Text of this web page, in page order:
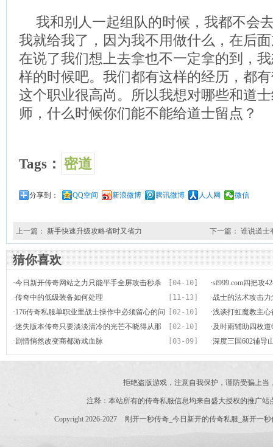
我和别人一起组队的时候，我都不会
我就给我了，因为我不用做什么，在后
在说了我们想上去拿也不一定拿的到，
样的时候吧。我们都有这样的经历，都
这个职业很高尚。所以我想对哪些和道
师，什么时候你们能不能给道士留点？
Tags： 密道
分享到： QQ空间 新浪微博 腾讯微博 人人网 微信
上一篇： 新手快速升级攻略省时又省力 下一篇： 谁说道士
猜你喜欢
[04-10]
·今日新开传奇网站之力只能平手全屏攻击秒杀
法师
·sf999.com四把攻
[11-13]
·传奇中的低级装备如何处理 ·战士的法术攻击力
[02-10]
·176传奇私服单职业里战士操作中必须留心的问
题
·浅谈打虹魔教主心
[02-10]
·迷失版本传奇只要淡淡清冷的光芒不晓得从那
里分发出来
·及时雨辅助四枚道
都不必定拥有
[03-09]
·剧情悄然改变商都游戏血脉 ·深度三国602辅导
拒绝盗版游戏，注意自我保护，谨防受骗上
注释：本站所有的传奇私服信息均来自盛大授权的推广
Copyright 2026-2027 刚开一秒传奇_今日新开的传奇私服_新开一